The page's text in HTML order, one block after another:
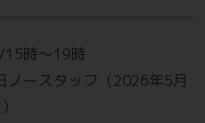
時～19時
ノースタッフ（2026年5月